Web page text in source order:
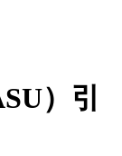
）引